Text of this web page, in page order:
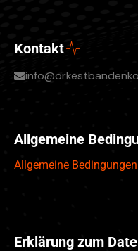
Kontakt
Allgemeine
Allgemeine
Erklärung zum